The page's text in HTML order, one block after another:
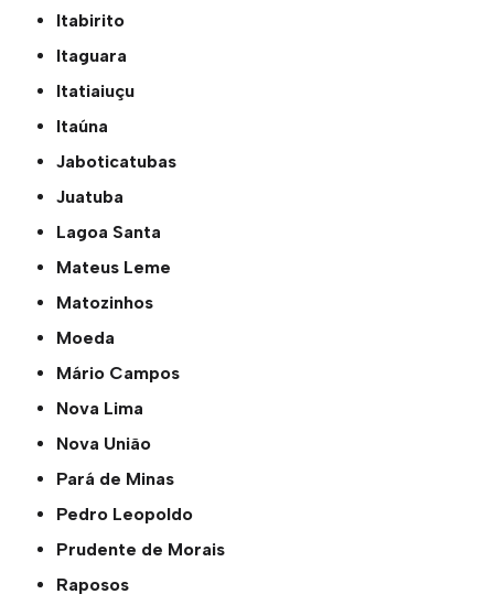
Itabirito
Itaguara
Itatiaiuçu
Itaúna
Jaboticatubas
Juatuba
Lagoa Santa
Mateus Leme
Matozinhos
Moeda
Mário Campos
Nova Lima
Nova União
Pará de Minas
Pedro Leopoldo
Prudente de Morais
Raposos